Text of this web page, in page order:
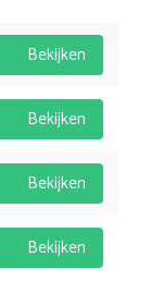
Bekijken
Bekijken
Bekijken
Bekijken